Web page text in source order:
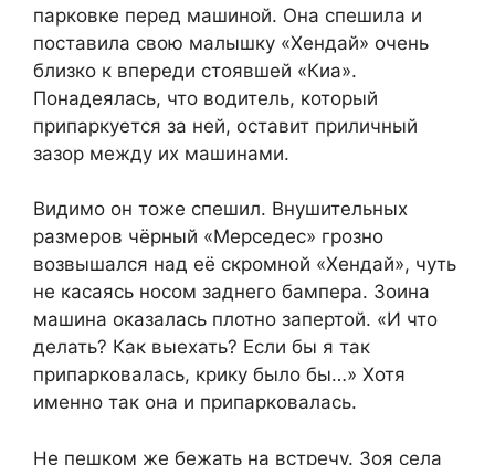
парковке перед машиной. Она спешила и
поставила свою малышку «Хендай» очень
близко к впереди стоявшей «Киа».
Понадеялась, что водитель, который
припаркуется за ней, оставит приличный
зазор между их машинами.
Видимо он тоже спешил. Внушительных
размеров чёрный «Мерседес» грозно
возвышался над её скромной «Хендай», чуть
не касаясь носом заднего бампера. Зоина
машина оказалась плотно запертой. «И что
делать? Как выехать? Если бы я так
припарковалась, крику было бы…» Хотя
именно так она и припарковалась.
Не пешком же бежать на встречу. Зоя села